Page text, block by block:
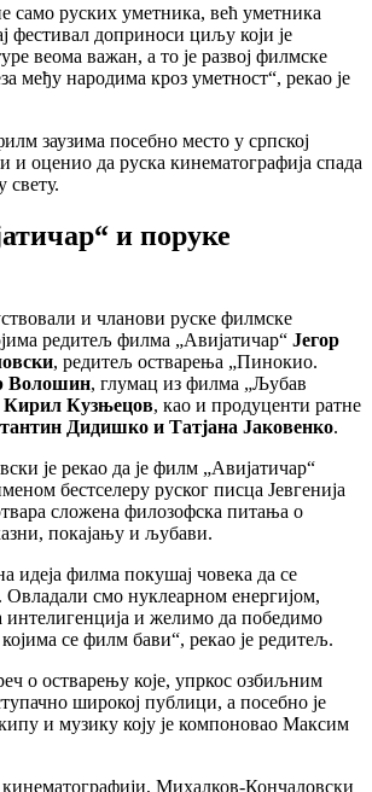
само руских уметника, већ уметника
фестивал доприноси циљу који је
веома важан, а то је развој филмске
међу народима кроз уметност“, рекао је
заузима посебно место у српској
и оценио да руска кинематографија спада
свету.
и поруке
и чланови руске филмске
редитељ филма „Авијатичар“ Јегор
, редитељ остварења „Пинокио.
Волошин, глумац из филма „Љубав
Кирил Кузњецов, као и продуценти ратне
Дидишко и Татјана Јаковенко.
је рекао да је филм „Авијатичар“
бестселеру руског писца Јевгенија
сложена филозофска питања о
покајању и љубави.
идеја филма покушај човека да се
Овладали смо нуклеарном енергијом,
интелигенција и желимо да победимо
се филм бави“, рекао је редитељ.
о остварењу које, упркос озбиљним
широкој публици, а посебно је
и музику коју је компоновао Максим
кинематографији, Михалков-Кончаловски